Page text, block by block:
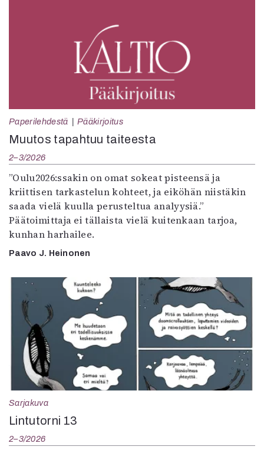
Paperilehdestä Pääkirjoitus
Muutos tapahtuu taiteesta
2–3/2026
”Oulu2026:ssakin on omat sokeat pisteensä ja
kriittisen tarkastelun kohteet, ja eiköhän niistäkin
saada vielä kuulla perusteltua analyysiä.”
Päätoimittaja ei tällaista vielä kuitenkaan tarjoa,
kunhan harhailee.
Paavo J. Heinonen
Sarjakuva
Lintutorni 13
2–3/2026